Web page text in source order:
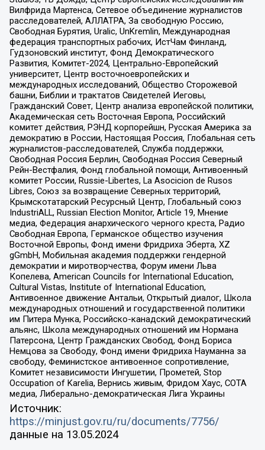
Вилфрида Мартенса, Сетевое объединение журналистов
расследователей, АЛЛАТРА, За свободную Россию,
Свободная Бурятия, Uralic, UnKremlin, Международная
федерация транспортных рабочих, ИстЧам Финланд,
Гудзоновский институт, Фонд Демократического
Развития, Комитет-2024, Центрально-Европейский
университет, Центр восточноевропейских и
международных исследований, Общество Сторожевой
башни, Библии и трактатов Свидетелей Иеговы,
Гражданский Совет, Центр анализа европейской политики,
Академическая сеть Восточная Европа, Российский
комитет действия, РЭНД корпорейшн, Русская Америка за
демократию в России, Настоящая Россия, Глобальная сеть
журналистов-расследователей, Служба поддержки,
Свободная Россия Берлин, Свободная Россия Северный
Рейн-Вестфалия, Фонд глобальной помощи, Антивоенный
комитет России, Russie-Libertes, La Asocicion de Rusos
Libres, Союз за возвращение Северных территорий,
Крымскотатарский Ресурсный Центр, Глобальный союз
IndustriALL, Russian Election Monitor, Article 19, Мнение
медиа, Федерация анархического черного креста, Радио
Свободная Европа, Германское общество изучения
Восточной Европы, Фонд имени Фридриха Эберта, XZ
gGmbH, Мобильная академия поддержки гендерной
демократии и миротворчества, Форум имени Льва
Копелева, American Councils for International Education,
Cultural Vistas, Institute of International Education,
Антивоенное движение Антальи, Открытый диалог, Школа
международных отношений и государственной политики
им Питера Мунка, Российско-канадский демократический
альянс, Школа международных отношений им Нормана
Патерсона, Центр Гражданских Свобод, Фонд Бориса
Немцова за Свободу, Фонд имени Фридриха Науманна за
свободу, Феминистское антивоенное сопротивление,
Комитет независимости Ингушетии, Прометей, Stop
Occupation of Karelia, Вернись живым, Фридом Хаус, СОТА
медиа, Либерально-демократическая Лига Украины
Источник:
https://minjust.gov.ru/ru/documents/7756/
данные на 13.05.2024